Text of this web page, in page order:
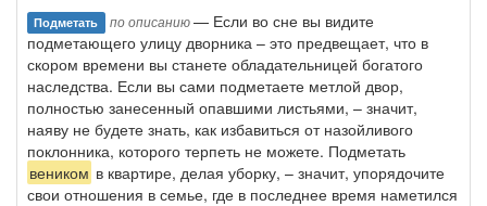
Подметать по описанию— Если во сне вы видите
подметающего улицу дворника – это предвещает, что в
скором времени вы станете обладательницей богатого
наследства. Если вы сами подметаете метлой двор,
полностью занесенный опавшими листьями, – значит,
наяву не будете знать, как избавиться от назойливого
поклонника, которого терпеть не можете. Подметать
веником в квартире, делая уборку, – значит, упорядочите
свои отношения в семье, где в последнее время наметился